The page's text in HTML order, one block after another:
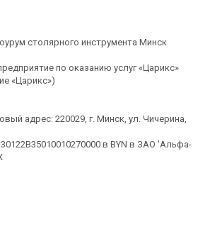
столярного инструмента Минск
по оказанию услуг «Царикс»
«Царикс»)
адрес: 220029, г. Минск, ул. Чичерина,
в BYN в ЗАО 'Альфа-